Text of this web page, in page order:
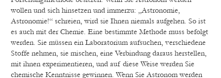
wollen und sich hinsetzen und immerzu: „Astronomie,
Astronomie!“ schreien, wird sie Ihnen niemals aufgehen. So ist
es auch mit der Chemie. Eine bestimmte Methode muss befolgt
werden. Sie müssen ein Laboratorium aufsuchen, verschiedene
Stoffe nehmen, sie mischen, eine Verbindung daraus herstellen,
mit ihnen experimentieren, und auf diese Weise werden Sie
chemische Kenntnisse gewinnen. Wenn Sie Astronom werden